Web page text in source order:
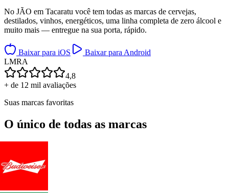
No JÃO em Tacaratu você tem todas as marcas de cervejas,
destilados, vinhos, energéticos, uma linha completa de zero álcool e
muito mais — entregue na sua porta, rápido.
Baixar para iOS
Baixar para Android
LMRA
4,8
+ de 12 mil avaliações
Suas marcas favoritas
O único de todas as marcas